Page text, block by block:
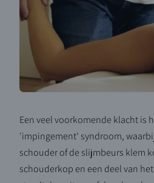
Een veel voorkomende klacht is
'impingement' syndroom,
schouder of de slijmbeurs klem
schouderkop en een deel van